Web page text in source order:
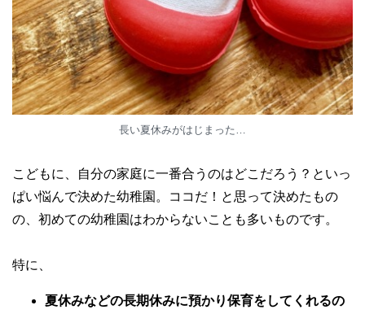
長い夏休みがはじまった…
こどもに、自分の家庭に一番合うのはどこだろう？といっ
ぱい悩んで決めた幼稚園。ココだ！と思って決めたもの
の、初めての幼稚園はわからないことも多いものです。
特に、
夏休みなどの長期休みに預かり保育をしてくれるの